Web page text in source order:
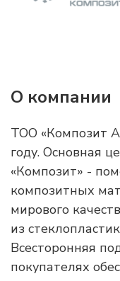
О компании
ТОО «Композит
году. Основная
«Композит» -
композитных
мирового
из
Всесторонняя
покупателях